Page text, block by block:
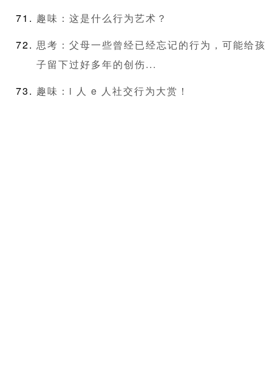
趣味：这是什么行为艺术？
思考：父母一些曾经已经忘记的行为，可能给孩
子留下过好多年的创伤...
趣味：i 人 e 人社交行为大赏！